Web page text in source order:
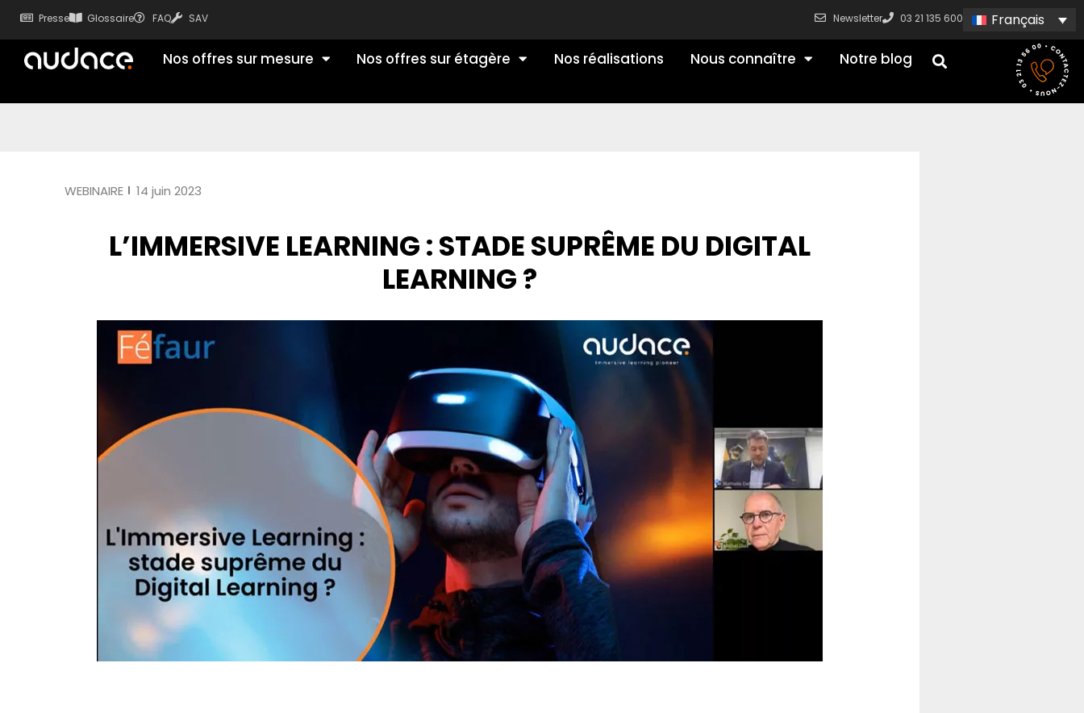
Presse Glossaire FAQ SAV Newsletter 03 21 135 600 Français
Nos offres sur mesure Nos offres sur étagère Nos réalisations Nous connaître Notre blog
WEBINAIRE 14 juin 2023
L’IMMERSIVE LEARNING : STADE SUPRÊME DU DIGITAL
LEARNING ?